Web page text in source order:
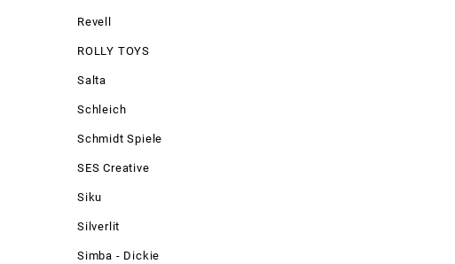
Revell
ROLLY TOYS
Salta
Schleich
Schmidt Spiele
SES Creative
Siku
Silverlit
Simba - Dickie